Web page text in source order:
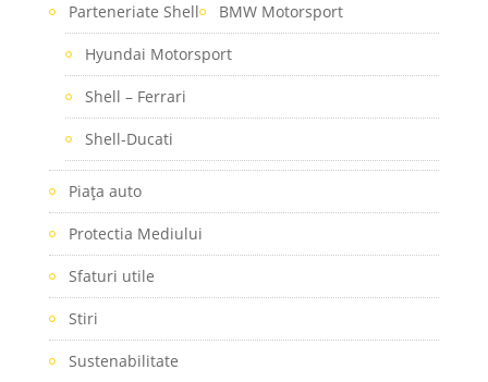
Parteneriate Shell BMW Motorsport
Hyundai Motorsport
Shell – Ferrari
Shell-Ducati
Piaţa auto
Protectia Mediului
Sfaturi utile
Stiri
Sustenabilitate